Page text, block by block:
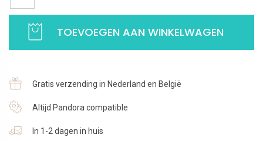
Studs
met
zirkonia
|
Sterling
TOEVOEGEN AAN WINKELWAGEN
Gratis verzending in Nederland en België
Altijd Pandora compatible
In 1-2 dagen in huis